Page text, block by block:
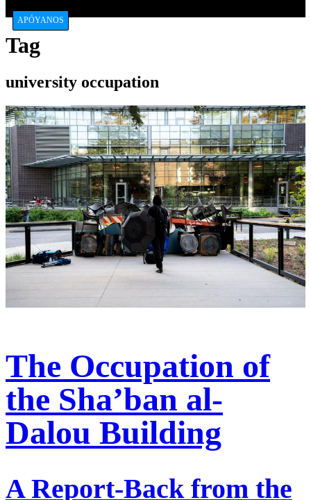
APÓYANOS
Tag
university occupation
The Occupation of
the Sha’ban al-
Dalou Building
A Report-Back from the